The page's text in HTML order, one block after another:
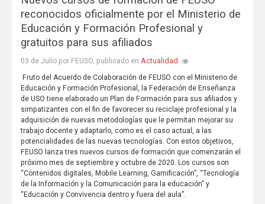
reconocidos oficialmente por el Ministerio de
Educación y Formación Profesional y
gratuitos para sus afiliados
03 de Julio por FEUSO, publicado en Actualidad
Fruto del Acuerdo de Colaboración de FEUSO con el Ministerio de
Educación y Formación Profesional, la Federación de Enseñanza
de USO tiene elaborado un Plan de Formación para sus afiliados y
simpatizantes con el fin de favorecer su reciclaje profesional y la
adquisición de nuevas metodologías que le permitan mejorar su
trabajo docente y adaptarlo, como es el caso actual, a las
potencialidades de las nuevas tecnologías. Con estos objetivos,
FEUSO lanza tres nuevos cursos de formación que comenzarán el
próximo mes de septiembre y octubre de 2020. Los cursos son
“Contenidos digitales, Mobile Learning, Gamificación”, “Tecnología
de la Información y la Comunicación para la educación” y
“Educación y Convivencia dentro y fuera del aula”.